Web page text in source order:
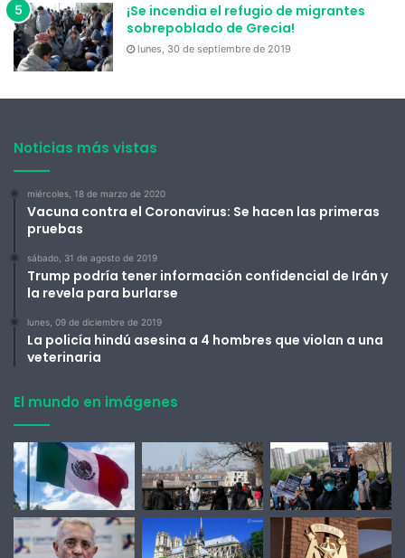
¡Se incendia el refugio de migrantes
sobrepoblado de Grecia!
lunes, 30 de septiembre de 2019
Noticias más vistas
miércoles, 18 de marzo de 2020
Vacuna contra el Coronavirus: Se hacen las primeras
pruebas
sábado, 31 de agosto de 2019
Trump podría tener información confidencial de Irán y
la revela para burlarse
lunes, 09 de diciembre de 2019
La policía hindú asesina a 4 hombres que violan a una
veterinaria
El mundo en imágenes